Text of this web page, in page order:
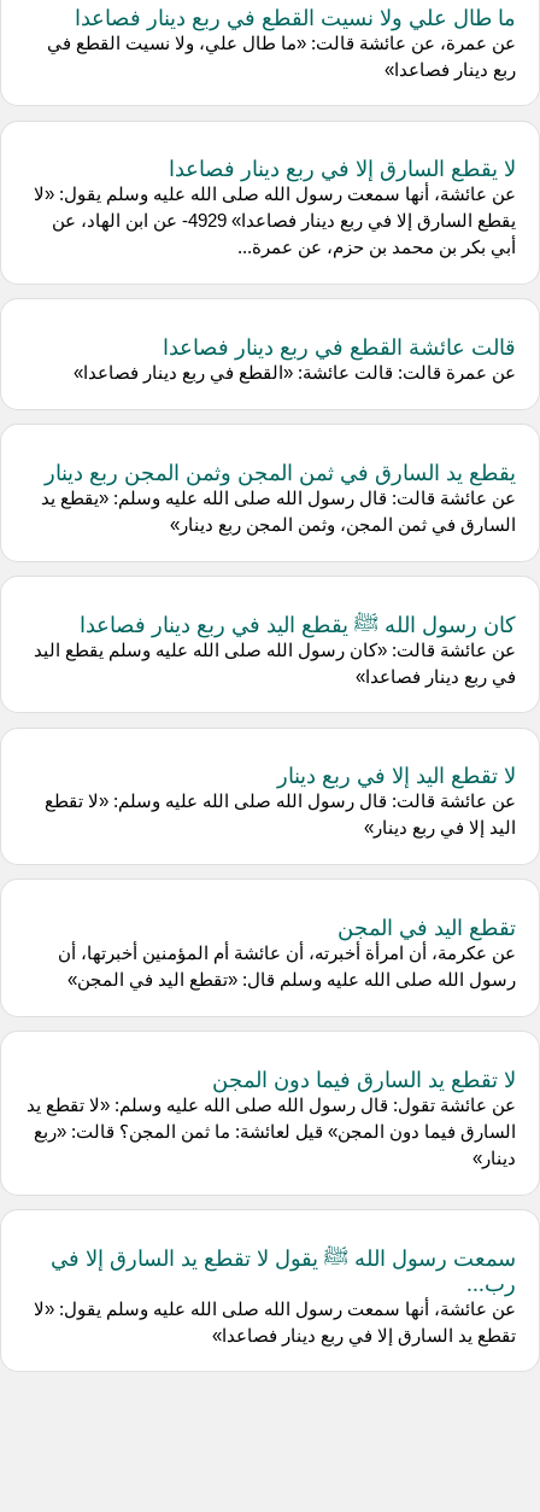
ما طال علي ولا نسيت القطع في ربع دينار فصاعدا
عن عمرة، عن عائشة قالت: «ما طال علي، ولا نسيت القطع في
ربع دينار فصاعدا»
لا يقطع السارق إلا في ربع دينار فصاعدا
عن عائشة، أنها سمعت رسول الله صلى الله عليه وسلم يقول: «لا
يقطع السارق إلا في ربع دينار فصاعدا» 4929- عن ابن الهاد، عن
أبي بكر بن محمد بن حزم، عن عمرة...
قالت عائشة القطع في ربع دينار فصاعدا
عن عمرة قالت: قالت عائشة: «القطع في ربع دينار فصاعدا»
يقطع يد السارق في ثمن المجن وثمن المجن ربع دينار
عن عائشة قالت: قال رسول الله صلى الله عليه وسلم: «يقطع يد
السارق في ثمن المجن، وثمن المجن ربع دينار»
كان رسول الله ﷺ يقطع اليد في ربع دينار فصاعدا
عن عائشة قالت: «كان رسول الله صلى الله عليه وسلم يقطع اليد
في ربع دينار فصاعدا»
لا تقطع اليد إلا في ربع دينار
عن عائشة قالت: قال رسول الله صلى الله عليه وسلم: «لا تقطع
اليد إلا في ربع دينار»
تقطع اليد في المجن
عن عكرمة، أن امرأة أخبرته، أن عائشة أم المؤمنين أخبرتها، أن
رسول الله صلى الله عليه وسلم قال: «تقطع اليد في المجن»
لا تقطع يد السارق فيما دون المجن
عن عائشة تقول: قال رسول الله صلى الله عليه وسلم: «لا تقطع يد
السارق فيما دون المجن» قيل لعائشة: ما ثمن المجن؟ قالت: «ربع
دينار»
سمعت رسول الله ﷺ يقول لا تقطع يد السارق إلا في
رب...
عن عائشة، أنها سمعت رسول الله صلى الله عليه وسلم يقول: «لا
تقطع يد السارق إلا في ربع دينار فصاعدا»